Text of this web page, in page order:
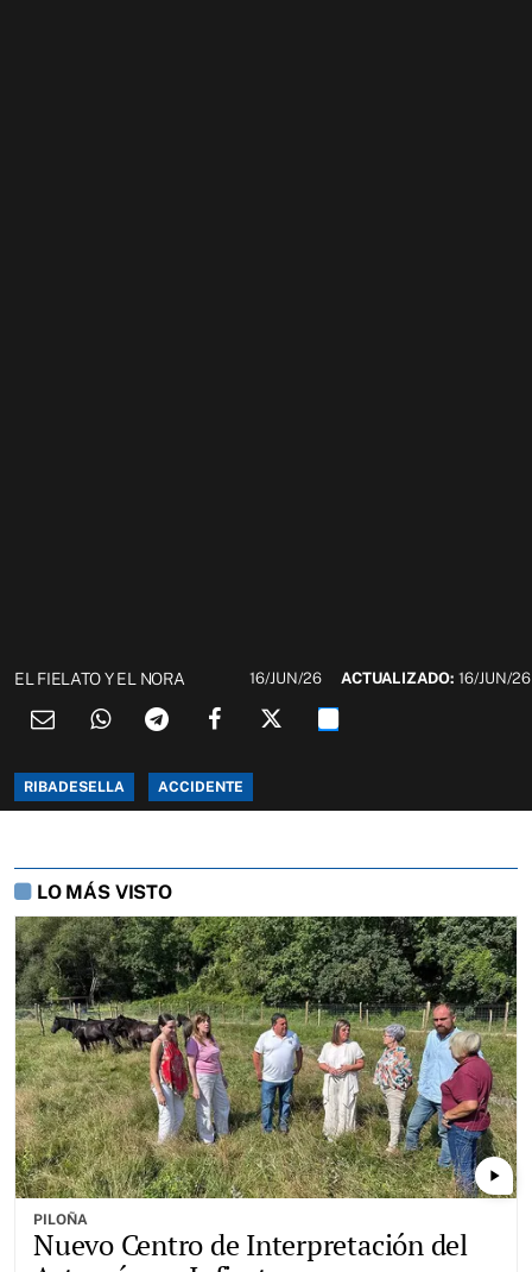
EL FIELATO Y EL NORA 16/JUN/26 ACTUALIZADO:16/JUN/26
RIBADESELLA ACCIDENTE
LO MÁS VISTO
play_arrow
PILOÑA
Nuevo Centro de Interpretación del